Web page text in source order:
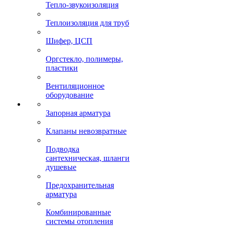
Тепло-звукоизоляция
Теплоизоляция для труб
Шифер, ЦСП
Оргстекло, полимеры,
пластики
Вентиляционное
оборудование
Запорная арматура
Клапаны невозвратные
Подводка
сантехническая, шланги
душевые
Предохранительная
арматура
Комбинированные
системы отопления